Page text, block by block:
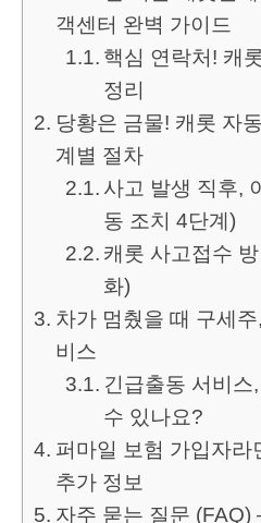
객센터 완벽 가이드
핵심 연락처! 캐
정리
당황은 금물! 캐롯 자
계별 절차
사고 발생 직후,
동 조치 4단계)
캐롯 사고접수
화)
차가 멈췄을 때 구세
비스
긴급출동 서비
수 있나요?
퍼마일 보험 가입자라
추가 정보
자주 묻는 질문 (FAQ)